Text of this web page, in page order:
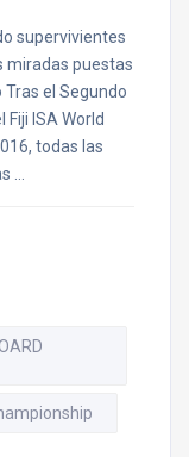
supervivientes
miradas puestas
el Segundo
ISA World
todas las
…